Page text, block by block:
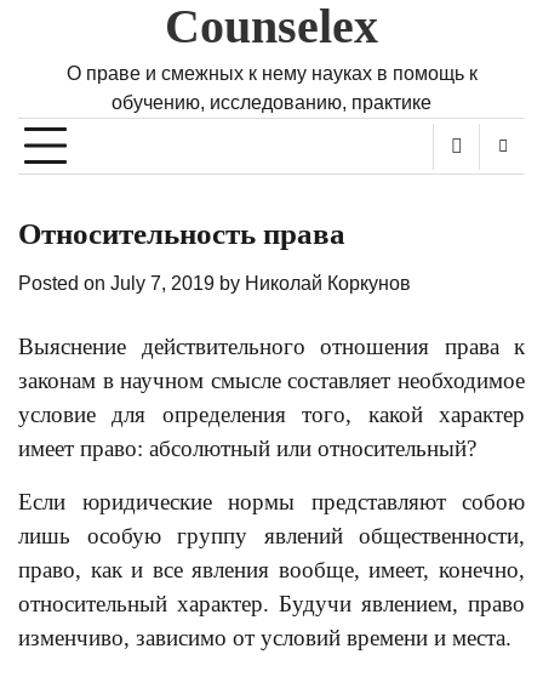
Counselex
О праве и смежных к нему науках в помощь к
обучению, исследованию, практике
Относительность права
Posted on July 7, 2019 by Николай Коркунов
Выяснение действительного отношения права к
законам в научном смысле составляет необходимое
условие для определения того, какой характер
имеет право: абсолютный или относительный?
Если юридические нормы представляют собою
лишь особую группу явлений общественности,
право, как и все явления вообще, имеет, конечно,
относительный характер. Будучи явлением, право
изменчиво, зависимо от условий времени и места.